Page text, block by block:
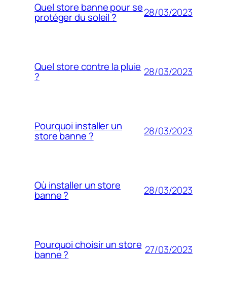
Quel store banne pour se
protéger du soleil ? 28/03/2023
Quel store contre la pluie
? 28/03/2023
Pourquoi installer un
store banne ? 28/03/2023
Où installer un store
banne ? 28/03/2023
Pourquoi choisir un store
banne ? 27/03/2023